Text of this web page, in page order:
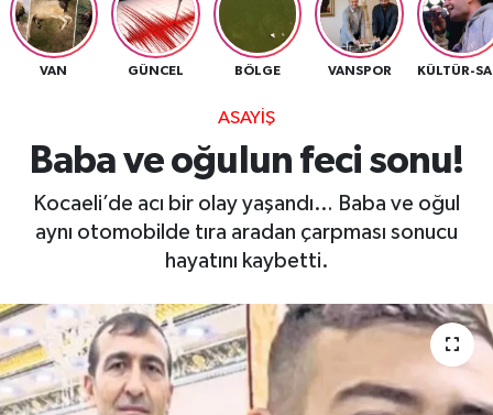
VAN GÜNCEL BÖLGE VANSPOR
ASAYİŞ
Baba ve oğulun feci sonu!
Kocaeli’de acı bir olay yaşandı… Baba ve oğul
aynı otomobilde tıra aradan çarpması sonucu
hayatını kaybetti.
VAN Namaz Vakitleri
Van Trafik Yoğunluk Haritası
Süper Lig Puan Durumu ve Fikstür
Tüm Manşetler
Son Dakika Haberleri